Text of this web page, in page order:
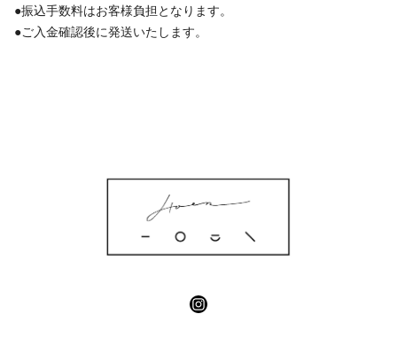
●振込手数料はお客様負担となります。
●ご入金確認後に発送いたします。